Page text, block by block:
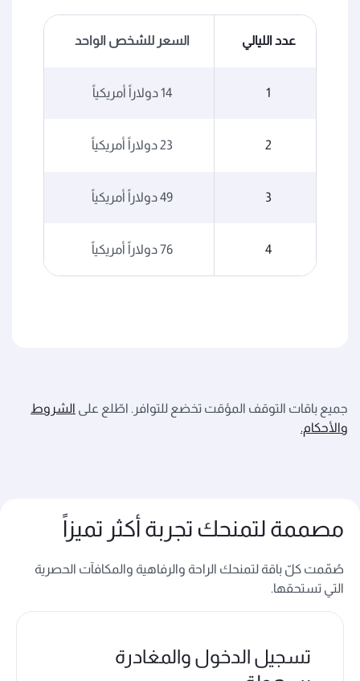
عدد الليالي السعر للشخص الواحد
1 14 دولاراً أمريكياً
2 23 دولاراً أمريكياً
3 49 دولاراً أمريكياً
4 76 دولاراً أمريكياً
جميع باقات التوقف المؤقت تخضع للتوافر. اطّلع على الشروط
والأحكام.
مصممة لتمنحك تجربة أكثر تميزاً
صُمّمت كلّ باقة لتمنحك الراحة والرفاهية والمكافآت الحصرية
التي تستحقها.
تسجيل الدخول والمغادرة